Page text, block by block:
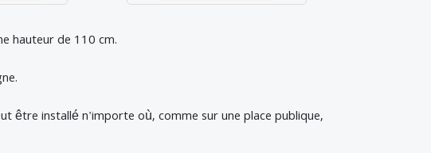
hauteur de 110 cm.
être installé n'importe où, comme sur une place publique,